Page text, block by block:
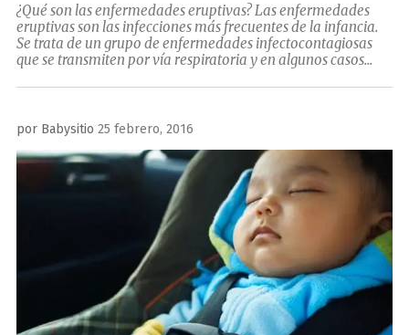
¿Qué son las enfermedades eruptivas? Las enfermedades
eruptivas son las infecciones más frecuentes de la infancia.
Se trata de un grupo de enfermedades infectocontagiosas
que se transmiten por vía respiratoria y en algunos casos...
por Babysitio Publicado
el
25 febrero, 2016